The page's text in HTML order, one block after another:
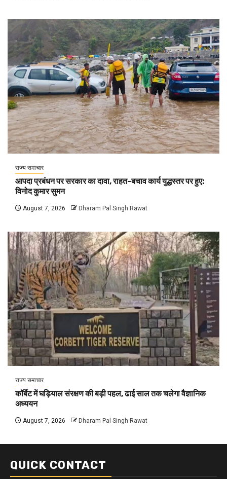
राज्य समाचार
आपदा प्रबंधन पर सरकार का दावा, राहत-बचाव कार्य युद्धस्तर पर हुए:
विनोद कुमार सुमन
August 7, 2026 Dharam Pal Singh Rawat
राज्य समाचार
कॉर्बेट में घड़ियाल संरक्षण की बड़ी पहल, ढाई साल तक चलेगा वैज्ञानिक
अध्ययन
August 7, 2026 Dharam Pal Singh Rawat
QUICK CONTACT